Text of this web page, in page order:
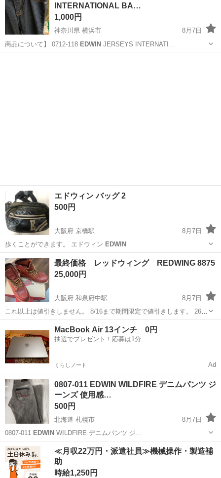
INTERNATIONAL BA…
1,000円
神奈川県 横浜市
8月7日
商品について】 0712-118 EDWINJERSEYS INTERNATI…
エドウィン バッグ 2
500円
大阪府 京橋駅
8月7日
歩くことができます。 エドウィン EDWIN
大阪 大阪市 京橋駅 エドウィン
最終価格 レッドウィング REDWING 8875
25,000円
大阪府 和泉府中駅
8月7日
これ以上は値引きしません。 8/16まで期間限定で値引きします。 26セ
ンチのアイリッシュセッターです。 昔に買って、3、4回履いた程度の
美品です。小傷はありますが、ソールはほとんど減っていません。保
湿オイルでときどき...
和泉市 和泉府中駅 靴 レッドウィング
MacBook Air 13インチ 0円
抽選でプレゼント！応募は1分
くらしノート Ad
0807-011 EDWIN WILDFIRE デニムパンツ ジ
ーンズ 使用感…
500円
北海道 札幌市
8月7日
0807-011 EDWIN WILDFIRE デニムパンツ ジ…
北海道 札幌市 ジーンズ/デニム EDWIN
≪月収22万円・派遣社員≫機械操作・製造補
助
時給1,250円